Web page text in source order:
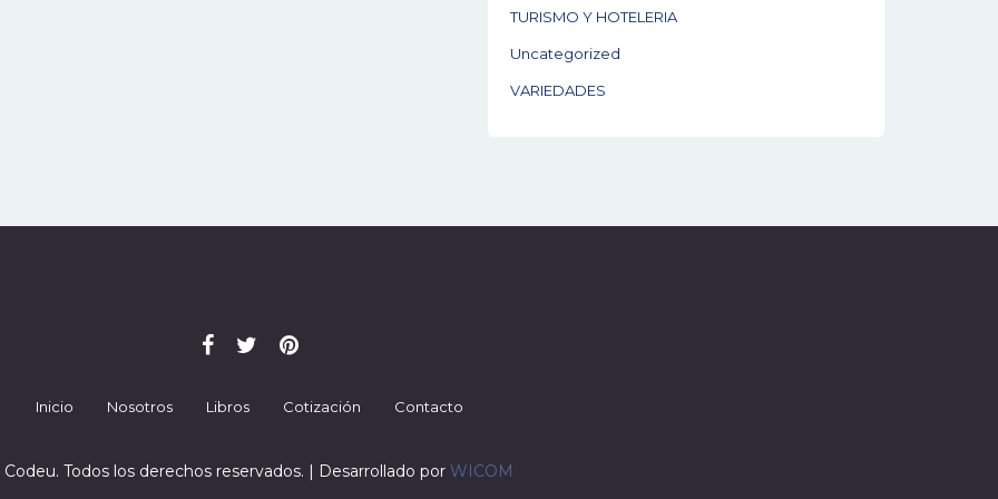
TURISMO Y HOTELERIA
Uncategorized
VARIEDADES
Inicio Nosotros Libros Cotización Contacto
Todos los derechos reservados. | Desarrollado por WICOM